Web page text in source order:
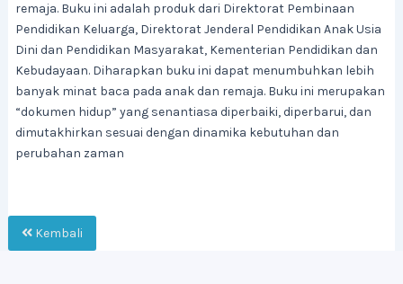
remaja. Buku ini adalah produk dari Direktorat Pembinaan
Pendidikan Keluarga, Direktorat Jenderal Pendidikan Anak Usia
Dini dan Pendidikan Masyarakat, Kementerian Pendidikan dan
Kebudayaan. Diharapkan buku ini dapat menumbuhkan lebih
banyak minat baca pada anak dan remaja. Buku ini merupakan
“dokumen hidup” yang senantiasa diperbaiki, diperbarui, dan
dimutakhirkan sesuai dengan dinamika kebutuhan dan
perubahan zaman
Kembali